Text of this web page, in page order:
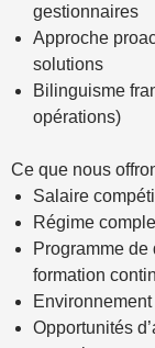
gestionnaires
Approche
solutions
Bilinguisme
opérations)
Ce que nous
Salaire
Régime
Programme
formation
Opportunités